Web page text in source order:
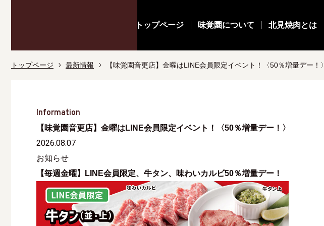
トップページ 味覚園について 北見焼肉とは
トップページ 最新情報 【味覚園音更店】金曜はLINE会員限定イベント！〈50％増量デー！〉
Information
【味覚園音更店】金曜はLINE会員限定イベント！〈50％増量デー！〉
2026.08.07
お知らせ
【毎週金曜】LINE会員限定、牛タン、味わいカルビ50％増量デー！